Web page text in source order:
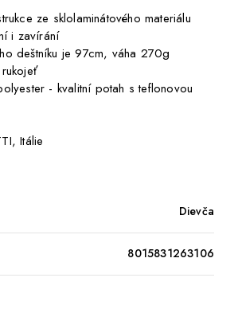
ze sklolaminátového materiálu
i zavírání
deštníku je 97cm, váha 270g
- kvalitní potah s teflonovou
Itálie
Dievča
8015831263106